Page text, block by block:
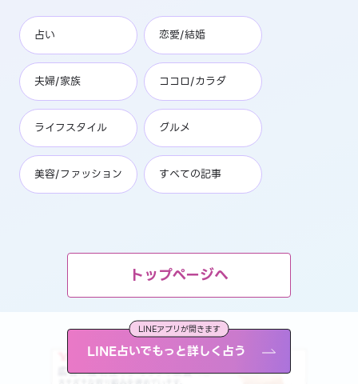
LINEアプリが開きます
LINE占いでもっと詳しく占う
占い 恋愛/結婚
夫婦/家族 ココロ/カラダ
ライフスタイル グルメ
美容/ファッション すべての記事
トップページへ